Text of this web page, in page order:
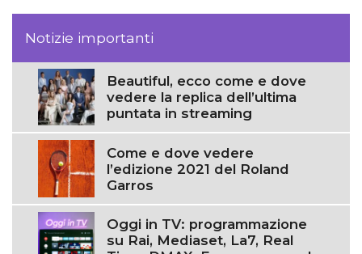
Notizie importanti
Beautiful, ecco come e dove
vedere la replica dell’ultima
puntata in streaming
Come e dove vedere
l’edizione 2021 del Roland
Garros
Oggi in TV: programmazione
su Rai, Mediaset, La7, Real